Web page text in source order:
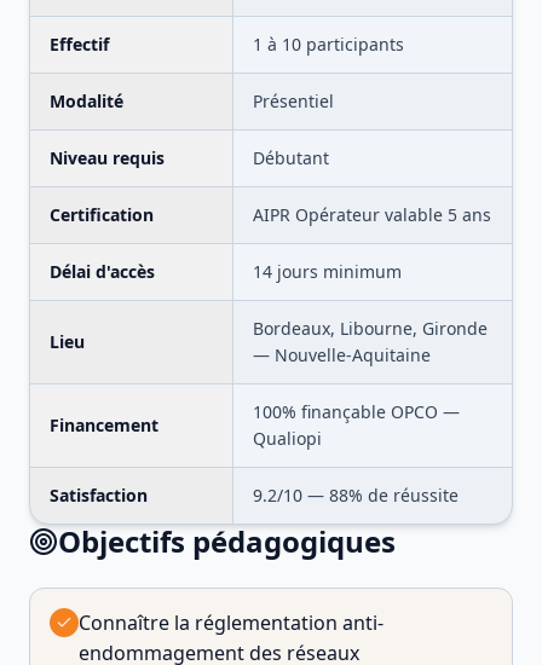
Effectif 1 à 10 participants
Modalité Présentiel
Niveau requis Débutant
Certification AIPR Opérateur valable 5 ans
Délai d'accès 14 jours minimum
Lieu
Bordeaux, Libourne, Gironde
— Nouvelle-Aquitaine
Financement
100% finançable OPCO —
Qualiopi
Satisfaction 9.2/10 — 88% de réussite
Objectifs pédagogiques
Connaître la réglementation anti-
endommagement des réseaux